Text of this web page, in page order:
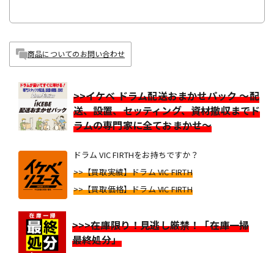
商品についてのお問い合わせ
>>イケベ ドラム配送おまかせパック ～配
送、設置、セッティング、資材撤収までド
ラムの専門家に全ておまかせ～
ドラム VIC FIRTHをお持ちですか？
>>【買取実績】ドラム VIC FIRTH
>>【買取価格】ドラム VIC FIRTH
>>>在庫限り！見逃し厳禁！「在庫一掃
最終処分」